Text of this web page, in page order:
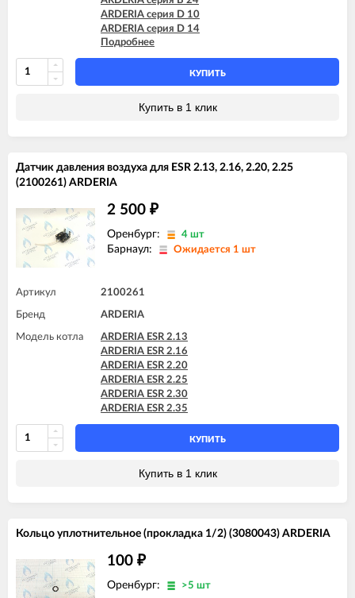
ARDERIA серия D 10
ARDERIA серия D 14
ARDERIA серия D 16
ARDERIA серия D 18
ARDERIA серия D 24
Подробнее
КУПИТЬ
Купить в 1 клик
Датчик давления воздуха для ESR 2.13, 2.16, 2.20, 2.25
(2100261) ARDERIA
2 500 ₽
Оренбург: 4 шт
Барнаул: Ожидается 1 шт
Артикул 2100261
Бренд ARDERIA
Модель котла
ARDERIA ESR 2.13
ARDERIA ESR 2.16
ARDERIA ESR 2.20
ARDERIA ESR 2.25
ARDERIA ESR 2.30
ARDERIA ESR 2.35
КУПИТЬ
Купить в 1 клик
Кольцо уплотнительное (прокладка 1/2) (3080043) ARDERIA
100 ₽
Оренбург: >5 шт